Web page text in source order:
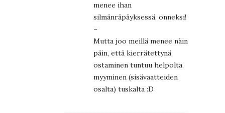
menee ihan
silmänräpäyksessä, onneksi!
–
Mutta joo meillä menee näin
päin, että kierrätettynä
ostaminen tuntuu helpolta,
myyminen (sisävaatteiden
osalta) tuskalta :D